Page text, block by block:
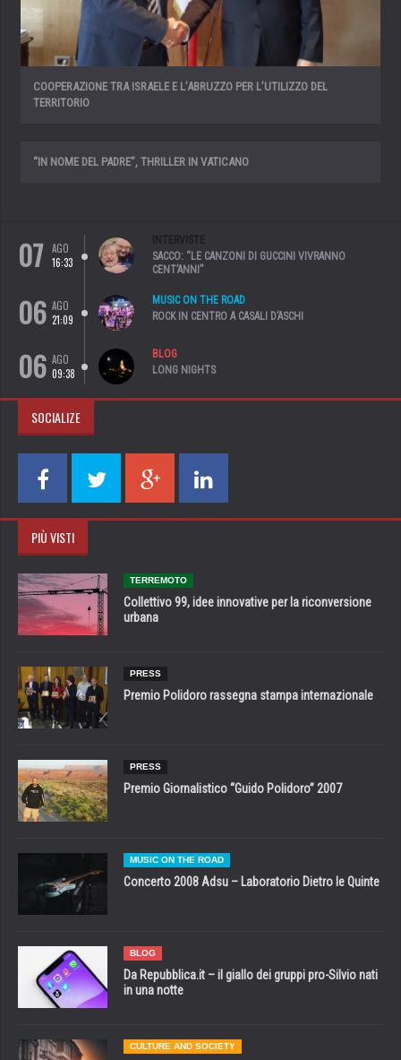
COOPERAZIONE TRA ISRAELE E L’ABRUZZO PER L’UTILIZZO DEL
TERRITORIO
“IN NOME DEL PADRE”, THRILLER IN VATICANO
07
AGO
16:33
INTERVISTE
SACCO: “LE CANZONI DI GUCCINI VIVRANNO
CENT’ANNI”
06 AGO
21:09
MUSIC ON THE ROAD
ROCK IN CENTRO A CASALI D’ASCHI
06 AGO
09:38
BLOG
LONG NIGHTS
SOCIALIZE
PIÙ VISTI
TERREMOTO
Collettivo 99, idee innovative per la riconversione
urbana
PRESS
Premio Polidoro rassegna stampa internazionale
PRESS
Premio Giornalistico “Guido Polidoro” 2007
MUSIC ON THE ROAD
Concerto 2008 Adsu – Laboratorio Dietro le Quinte
BLOG
Da Repubblica.it – il giallo dei gruppi pro-Silvio nati
in una notte
CULTURE AND SOCIETY